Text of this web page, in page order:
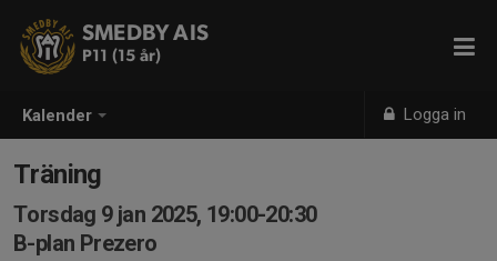
Kalender Logga in
SMEDBY AIS
P11 (15 år)
Träning
Torsdag 9 jan 2025, 19:00-20:30
B-plan Prezero